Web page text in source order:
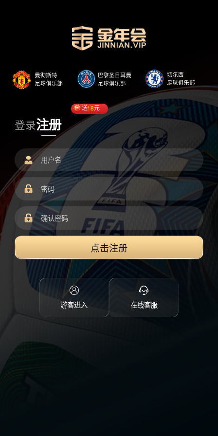
登录注册
送18元
点击注册
游客进入 在线客服